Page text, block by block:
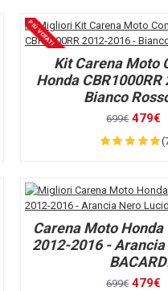
PIÙ VOTATI
Kit Carena Moto
Honda
Bianco
699€ 479€
Carena Moto Honda
2012-2016 -
699€ 479€